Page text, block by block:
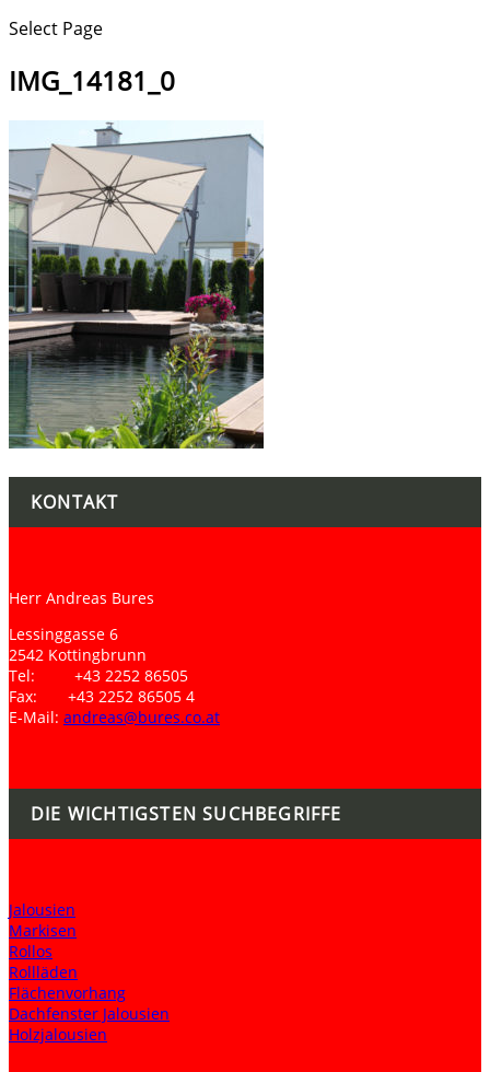
Select Page
IMG_14181_0
KONTAKT
Herr Andreas Bures
Lessinggasse 6
2542 Kottingbrunn
Tel: +43 2252 86505
Fax: +43 2252 86505 4
E-Mail: andreas@bures.co.at
DIE WICHTIGSTEN SUCHBEGRIFFE
Jalousien
Markisen
Rollos
Rollläden
Flächenvorhang
Dachfenster Jalousien
Holzjalousien